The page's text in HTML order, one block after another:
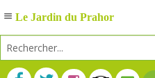
Le Jardin du Prahor